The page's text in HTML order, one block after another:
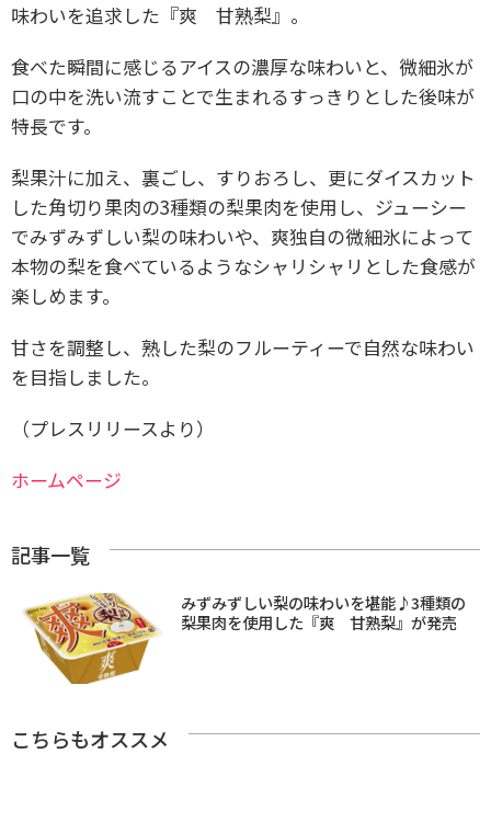
味わいを追求した『爽 甘熟梨』。
食べた瞬間に感じるアイスの濃厚な味わいと、微細氷が
口の中を洗い流すことで生まれるすっきりとした後味が
特長です。
梨果汁に加え、裏ごし、すりおろし、更にダイスカット
した角切り果肉の3種類の梨果肉を使用し、ジューシー
でみずみずしい梨の味わいや、爽独自の微細氷によって
本物の梨を食べているようなシャリシャリとした食感が
楽しめます。
甘さを調整し、熟した梨のフルーティーで自然な味わい
を目指しました。
（プレスリリースより）
ホームページ
記事一覧
みずみずしい梨の味わいを堪能♪3種類の
梨果肉を使用した『爽 甘熟梨』が発売
こちらもオススメ